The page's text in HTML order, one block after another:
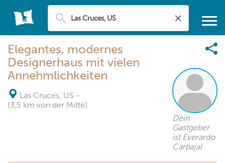
Elegantes, modernes
Designerhaus mit vielen
Annehmlichkeiten
Las Cruces, US -
(3,5 km von der Mitte)
Dein
Gastgeber
ist Everardo
Carbajal